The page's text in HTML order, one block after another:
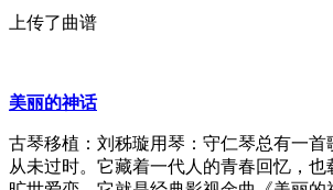
上传了曲谱
美丽的神话
古琴移植：刘秭璇用琴：守仁琴总有一首
从未过时。它藏着一代人的青春回忆，也